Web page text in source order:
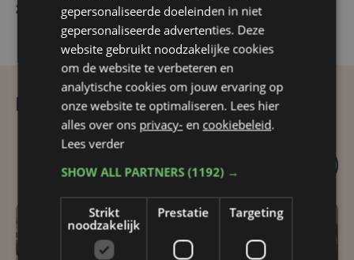
2025
Michiel Descheemaeker
(Vlaams Belang)
Provincieraad 23 oktober 2025
gepersonaliseerde doeleinden in niet
gepersonaliseerde advertenties. Deze
website gebruikt noodzakelijke cookies
om de website te verbeteren en
analytische cookies om jouw ervaring op
onze website te optimaliseren. Lees hier
alles over ons privacy- en cookiebeleid.
Lees verder
SHOW ALL PARTNERS(1192) →
Strikt
noodzakelijk
Prestatie Targeting